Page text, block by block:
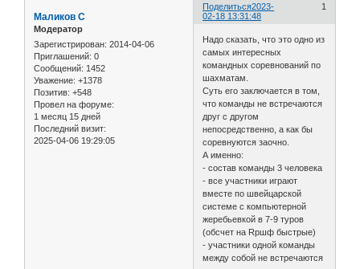
Поделиться 1
2023-
02-18 13:31:48
Маликов С
Модератор
Зарегистрирован: 2014-04-06
Приглашений: 0
Сообщений: 1452
Уважение: +1378
Позитив: +548
Провел на форуме:
1 месяц 15 дней
Последний визит:
2025-04-06 19:29:05
Надо сказать, что это одно из
самых интересных
командных соревнований по
шахматам.
Суть его заключается в том,
что команды не встречаются
друг с другом
непосредственно, а как бы
соревнуются заочно.
А именно:
- состав команды 3 человека
- все участники играют
вместе по швейцарской
системе с компьютерной
жеребьевкой в 7-9 туров
(обсчет на Rршф быстрые)
- участники одной команды
между собой не встречаются